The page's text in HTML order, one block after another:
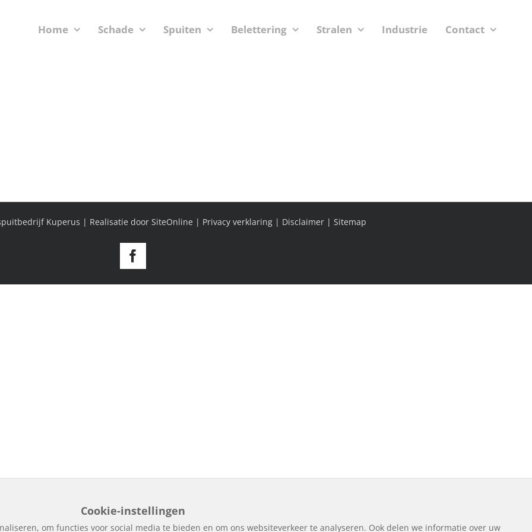
Home Schade Spuiten Belettering Stralen Industrie Contact
Kuperus | Realisatie door SiteOnline | Privacy verklaring | Disclaimer | Sitemap
Facebook
Cookie-instellingen
om functies voor social media te bieden en om ons websiteverkeer te analyseren. Ook delen we informatie over uw